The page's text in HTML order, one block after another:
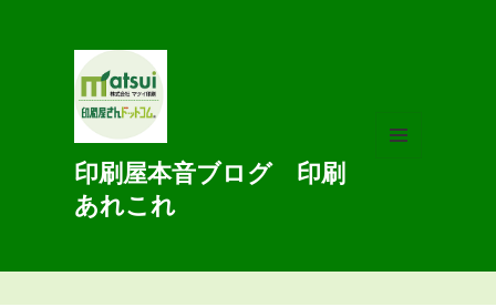
印刷屋本音ブログ 印刷
あれこれ